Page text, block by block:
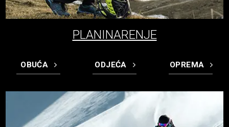
PLANINARENJE
OBUĆA ODJEĆA OPREMA